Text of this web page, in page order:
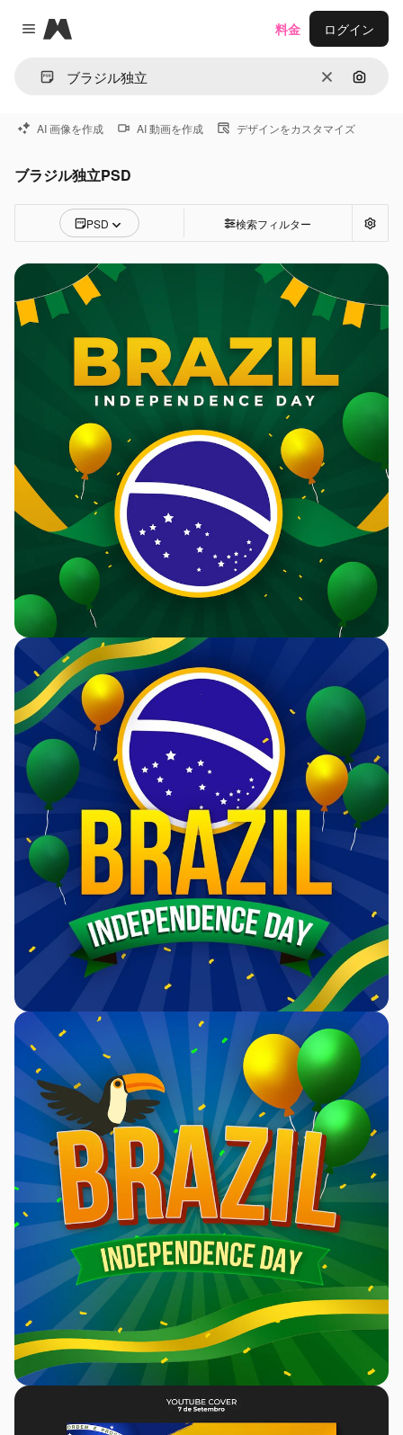
Close menu
Magnific
消去 画像で
料金 ログイン
AI 画像を作成 AI 動画を作成 デザインをカスタマイズ
ブラジル独立PSD
PSD 検索フィルター